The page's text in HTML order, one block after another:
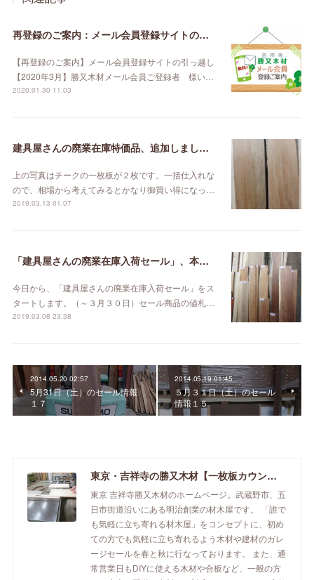
再登録のご案内：メール会員登録サイトの引っ越し【2020年3月】
【再登録のご案内】メール会員登録サイトの引っ越し
【2020年3月】勝又木材メール会員ご登録者 様い…
2020.01.30 11:03
建具屋さんの廃業在庫特価品、追加しました。
上の写真はチークの一枚板が２枚です。一括仕入れな
ので、相場から考えてみるとかなり御買い得になっ…
2019.03.13 01:07
「建具屋さんの廃業在庫入荷セール」、本日スタート！
今日から、「建具屋さんの廃業在庫入荷セール」をス
タートします。（～３月３０日）セール商品の値札…
2019.03.08 23:38
2014.05.20 02:57
5月31日（土）のセール情報
１７
2014.05.19 01:45
５月３１日（土）のセール
情報１５
東京・吉祥寺の勝又木材【一枚板カウンター】
東京 吉祥寺勝又木材のホームページ。武蔵野市、五
日市街道沿いにある明治創業の材木屋です。 「誰で
も気軽に立ち寄れる材木屋」をコンセプトに、初め
ての方でも気軽に立ち寄れるよう木材や建材のガレ
ージセールを春と秋に行なっております。 また、通
常営業日もDIYに使える木材や合板など、一般の方